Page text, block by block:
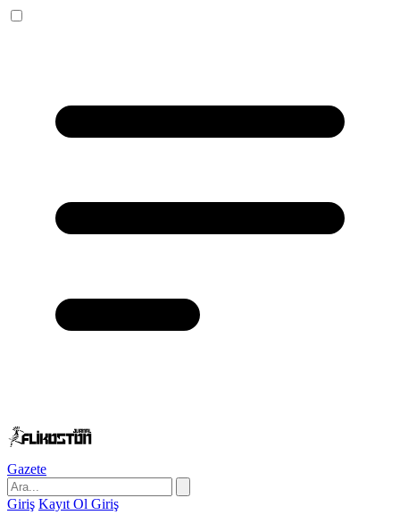
Gazete
Giriş Kayıt Ol Giriş